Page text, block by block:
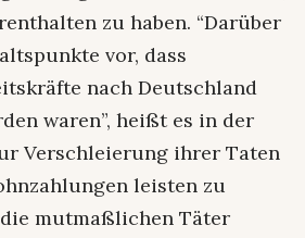
zu haben. “Darüber
vor, dass
nach Deutschland
waren”, heißt es in der
Verschleierung ihrer Taten
leisten zu
mutmaßlichen Täter